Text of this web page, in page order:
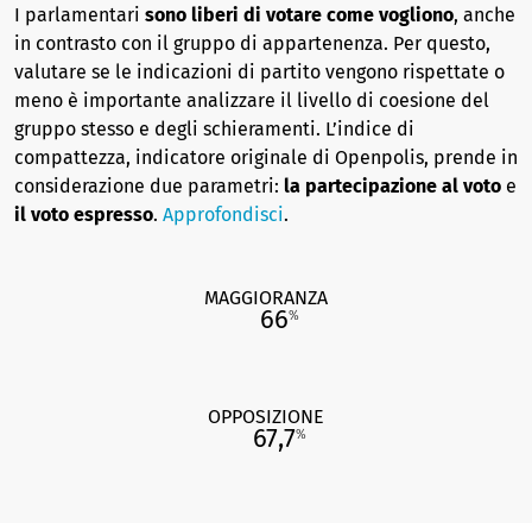
I parlamentari sono liberi di votare come vogliono, anche
in contrasto con il gruppo di appartenenza. Per questo,
valutare se le indicazioni di partito vengono rispettate o
meno è importante analizzare il livello di coesione del
gruppo stesso e degli schieramenti. L’indice di
compattezza, indicatore originale di Openpolis, prende in
considerazione due parametri: la partecipazione al voto e
il voto espresso. Approfondisci.
MAGGIORANZA
66%
OPPOSIZIONE
67,7%